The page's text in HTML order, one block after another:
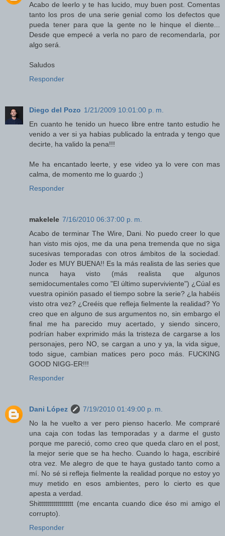
Acabo de leerlo y te has lucido, muy buen post. Comentas
tanto los pros de una serie genial como los defectos que
pueda tener para que la gente no le hinque el diente...
Desde que empecé a verla no paro de recomendarla, por
algo será.
Saludos
Responder
Diego del Pozo 1/21/2009 10:01:00 p. m.
En cuanto he tenido un hueco libre entre tanto estudio he
venido a ver si ya habias publicado la entrada y tengo que
decirte, ha valido la pena!!!
Me ha encantado leerte, y ese video ya lo vere con mas
calma, de momento me lo guardo ;)
Responder
makelele 7/16/2010 06:37:00 p. m.
Acabo de terminar The Wire, Dani. No puedo creer lo que
han visto mis ojos, me da una pena tremenda que no siga
sucesivas temporadas con otros ámbitos de la sociedad.
Joder es MUY BUENA!! Es la más realista de las series que
nunca haya visto (más realista que algunos
semidocumentales como "El último superviviente") ¿Cúal es
vuestra opinión pasado el tiempo sobre la serie? ¿la habéis
visto otra vez? ¿Creéis que refleja fielmente la realidad? Yo
creo que en alguno de sus argumentos no, sin embargo el
final me ha parecido muy acertado, y siendo sincero,
podrían haber exprimido más la tristeza de cargarse a los
personajes, pero NO, se cargan a uno y ya, la vida sigue,
todo sigue, cambian matices pero poco más. FUCKING
GOOD NIGG-ER!!!
Responder
Dani López
7/19/2010 01:49:00 p. m.
No la he vuelto a ver pero pienso hacerlo. Me compraré
una caja con todas las temporadas y a darme el gusto
porque me pareció, como creo que queda claro en el post,
la mejor serie que se ha hecho. Cuando lo haga, escribiré
otra vez. Me alegro de que te haya gustado tanto como a
mí. No sé si refleja fielmente la realidad porque no estoy yo
muy metido en esos ambientes, pero lo cierto es que
apesta a verdad.
Shittttttttttttttttt (me encanta cuando dice éso mi amigo el
corrupto).
Responder